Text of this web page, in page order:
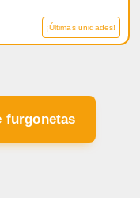
¡Últimas unidades!
furgonetas